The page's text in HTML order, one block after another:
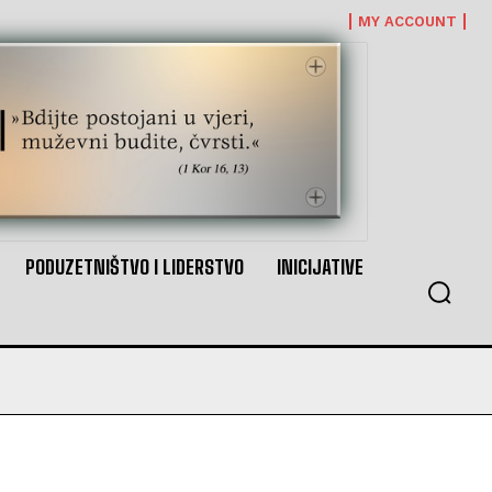
MY ACCOUNT
PODUZETNIŠTVO I LIDERSTVO INICIJATIVE